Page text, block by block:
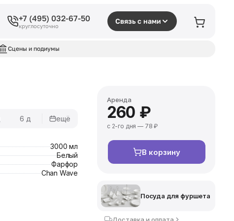
+7 (495) 032-67-50
круглосуточно
Связь с нами
Сцены и подиумы
6 д
ещё
3000 мл
Белый
Фарфор
Chan Wave
Аренда
260 ₽
с 2-го дня — 78 ₽
В корзину
Посуда для фуршета